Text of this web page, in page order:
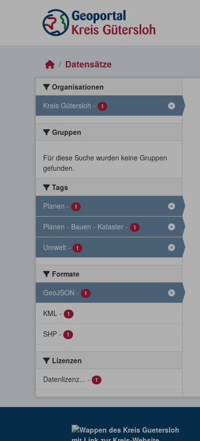
Datensätze
Organisationen
Kreis Gütersloh - 1
Gruppen
Für diese Suche wurden keine Gruppen
gefunden.
Tags
Planen - 1
Planen - Bauen - Kataster - 1
Umwelt - 1
Formate
GeoJSON - 1
KML - 1
SHP - 1
Lizenzen
Datenlizenz... - 1